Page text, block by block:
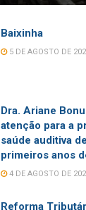
Baixinha
5 DE AGOSTO DE
Dra. Ariane
atenção para a
saúde auditiva
primeiros anos
4 DE AGOSTO DE
Reforma